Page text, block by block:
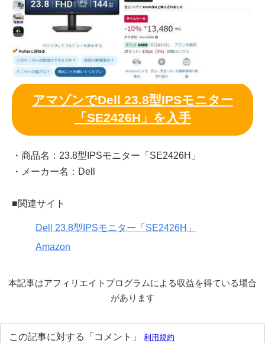
アマゾンでDell 23.8型IPSモニター
「SE2426H」を入手
・商品名：23.8型IPSモニター「SE2426H」
・メーカー名：Dell
■関連サイト
Dell 23.8型IPSモニター「SE2426H」
Amazon
本記事はアフィリエイトプログラムによる収益を得ている場合
があります